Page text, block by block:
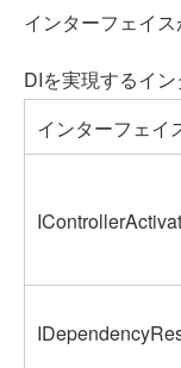
インターフェイス
DIを実現するイ
インターフェイ